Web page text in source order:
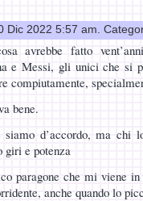
Dic 2022 5:57 am.
avrebbe fatto
e Messi, gli unici che si
compiutamente,
bene.
d’accordo, ma chi
giri e potenza
paragone che mi viene
anche quando lo